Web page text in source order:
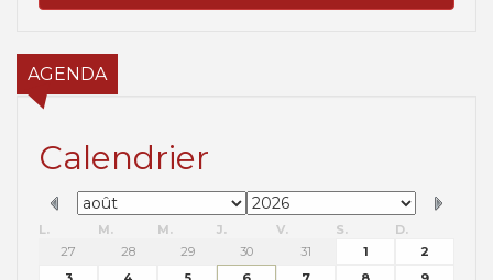
AGENDA
Calendrier
L. M. M. J. V. S.
D.
27
28 29 30 31 1
2